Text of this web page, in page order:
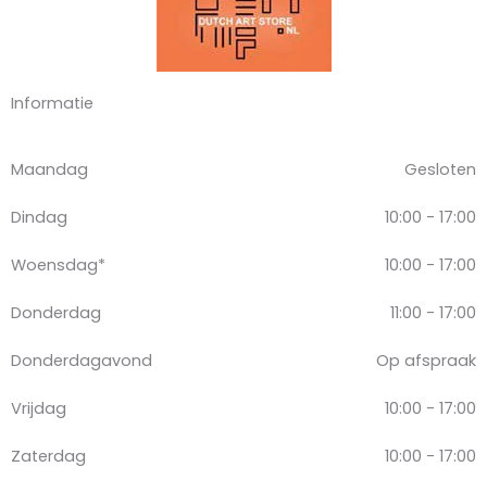
Informatie
Maandag Gesloten
Dindag 10:00 - 17:00
Woensdag* 10:00 - 17:00
Donderdag 11:00 - 17:00
Donderdagavond Op afspraak
Vrijdag 10:00 - 17:00
Zaterdag 10:00 - 17:00